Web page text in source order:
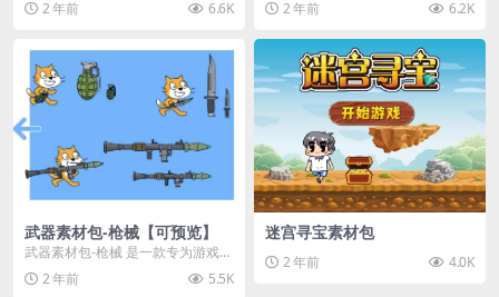
割音效，专为追求极致...
2 年前 6.6K
2 年前
6.2K
武器素材包-枪械【可预览】
武器素材包-枪械 是一款专为游戏开
发者和创作者设计的素材包，包含
多种高质量的枪械...
2 年前 5.5K
迷宫寻宝素材包
2 年前 4.0K